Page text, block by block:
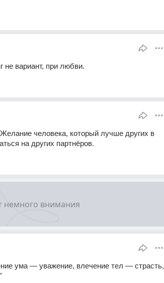
не вариант, при любви.
человека, который лучше других в
на других партнёров.
ума — уважение, влечение тел — страсть,